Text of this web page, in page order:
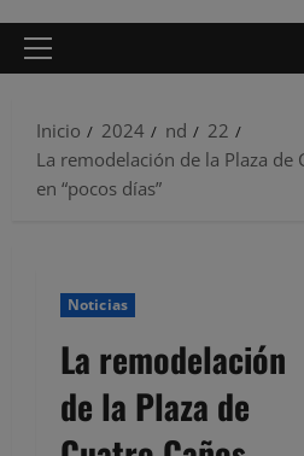
Menú
Inicio
2024 nd
22
La remodelación de la Plaza de
en “pocos días”
Noticias
La remodelación
de la Plaza de